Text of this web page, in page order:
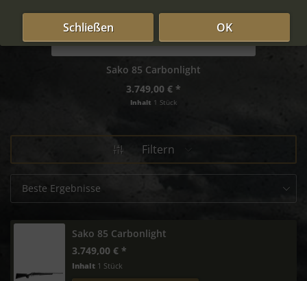
Sako 85 Carbonlight
3.749,00 € *
Inhalt 1 Stück
Filtern
Sako 85 Carbonlight
3.749,00 € *
Inhalt 1 Stück
OK
Schließen